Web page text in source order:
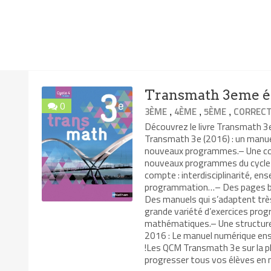
0
Transmath 3eme
3ÈME , 4ÈME ,5ÈME ,
Découvrez le livre Transmath
Transmath 3e (2016) : un
nouveaux programmes.– Une
nouveaux programmes du
compte : interdisciplinarité,
programmation…– Des pages
Des manuels qui s’adaptent
grande variété d’exercices
mathématiques.– Une
2016 : Le manuel numérique
!Les QCM Transmath 3e sur la
progresser tous vos élèves